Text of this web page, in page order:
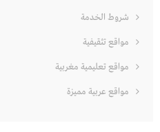
شروط الخدمة
مواقع تثقيفية
مواقع تعليمية مغربية
مواقع عربية مميزة